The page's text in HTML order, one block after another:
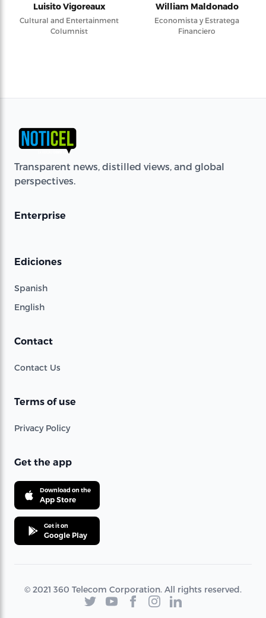
Luisito Vigoreaux
Cultural and Entertainment
Columnist
William Maldonado
Economista y Estratega
Financiero
Transparent news, distilled views, and global
perspectives.
Enterprise
Ediciones
Spanish
English
Contact
Contact Us
Terms of use
Privacy Policy
Get the app
Download on the
App Store
Get it on
Google Play
© 2021 360 Telecom Corporation. All rights reserved.